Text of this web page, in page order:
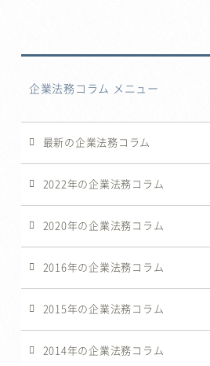
企業法務コラム メニュー
最新の企業法務コラム
2022年の企業法務コラム
2020年の企業法務コラム
2016年の企業法務コラム
2015年の企業法務コラム
2014年の企業法務コラム